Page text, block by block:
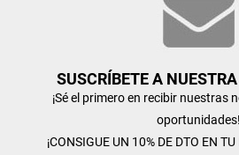
SUSCRÍBETE A
¡Sé el primero en recibir nuestras
oportunidades!
¡CONSIGUE UN 10% DE DTO EN